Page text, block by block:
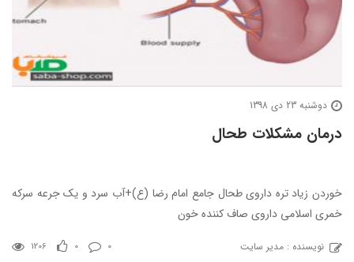
دوشنبه 23 دی 1398
درمان مشکلات طحال
خوردن زیاد تره داروی طحال جامع امام رضا (ع)+آب سرد و یک جرعه سرکه
خمری اسلامی داروی صاف کننده خون
نویسنده : مدیر سایت 1206 0 0